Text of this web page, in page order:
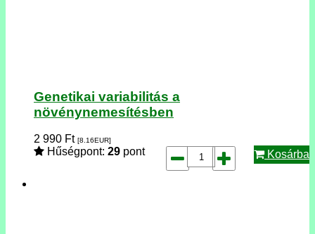
Genetikai variabilitás a
növénynemesítésben
2 990 Ft [8.16EUR]
Hűségpont: 29 pont Kosárba